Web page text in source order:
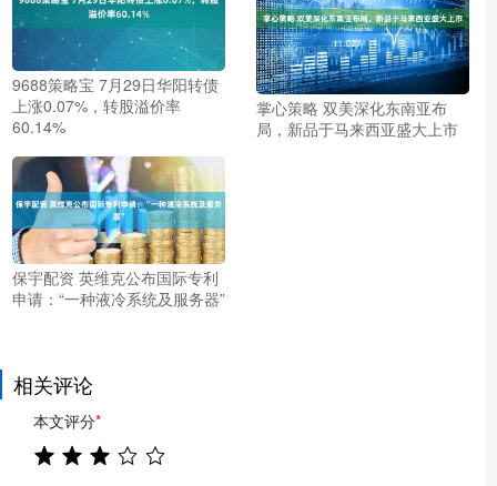
9688策略宝 7月29日华阳转债
上涨0.07%，转股溢价率
60.14%
掌心策略 双美深化东南亚布
局，新品于马来西亚盛大上市
保宇配资 英维克公布国际专利
申请：“一种液冷系统及服务器”
相关评论
本文评分*